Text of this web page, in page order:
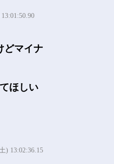
どマイナ
ほしい
) 13:02:36.15